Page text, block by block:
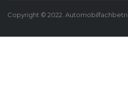
Copyright © 2022.